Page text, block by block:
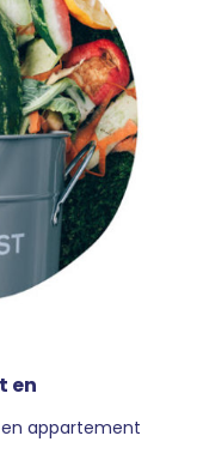
en
appartement